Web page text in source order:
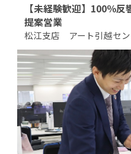
【未経験歓迎】100％
提案営業
松江支店 アート引越セ